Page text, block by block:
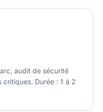
audit de sécurité
Durée : 1 à 2